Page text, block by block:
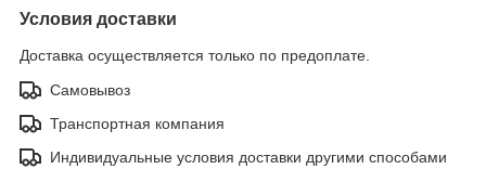
Условия доставки
Доставка осуществляется только по предоплате.
Самовывоз
Транспортная компания
Индивидуальные условия доставки другими способами